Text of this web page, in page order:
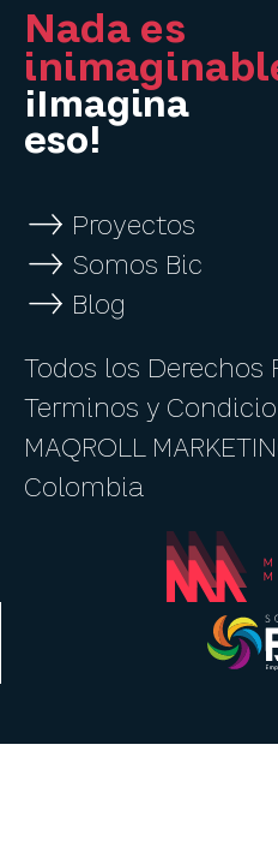
Nada es
¡Imagina
eso!
Proyectos
Somos Bic
Blog
Todos los Derechos
Terminos y
MAQROLL
Colombia